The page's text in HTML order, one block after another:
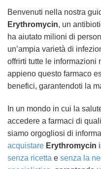
Benvenuti nella nostra
Erythromycin, un
ha aiutato milioni di
un’ampia varietà di
offrirti tutte le informazioni
appieno questo farmaco
benefici, garantendoti la
In un mondo in cui la
accedere a farmaci di
siamo orgogliosi di
acquistare Erythromycin
senza ricetta e senza la